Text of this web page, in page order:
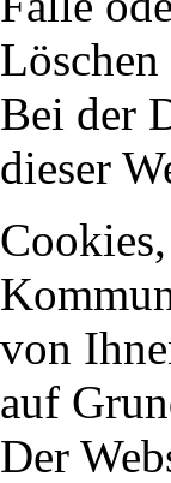
Bei der
dieser
von
auf
Der